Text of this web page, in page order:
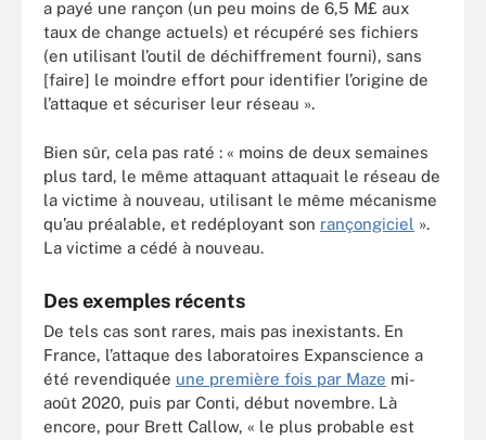
a payé une rançon (un peu moins de 6,5 M£ aux
taux de change actuels) et récupéré ses fichiers
(en utilisant l’outil de déchiffrement fourni), sans
[faire] le moindre effort pour identifier l’origine de
l’attaque et sécuriser leur réseau ».
Bien sûr, cela pas raté : « moins de deux semaines
plus tard, le même attaquant attaquait le réseau de
la victime à nouveau, utilisant le même mécanisme
qu’au préalable, et redéployant son rançongiciel ».
La victime a cédé à nouveau.
Des exemples récents
De tels cas sont rares, mais pas inexistants. En
France, l’attaque des laboratoires Expanscience a
été revendiquée une première fois par Maze mi-
août 2020, puis par Conti, début novembre. Là
encore, pour Brett Callow, « le plus probable est